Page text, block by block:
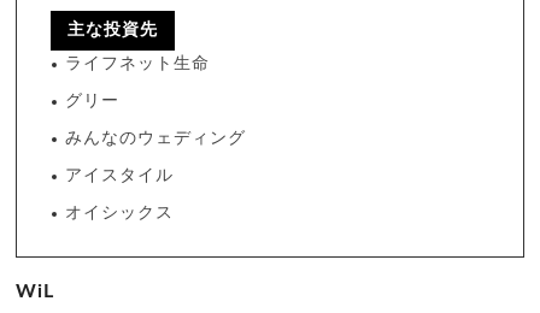
主な投資先
ライフネット生命
グリー
みんなのウェディング
アイスタイル
オイシックス
WiL